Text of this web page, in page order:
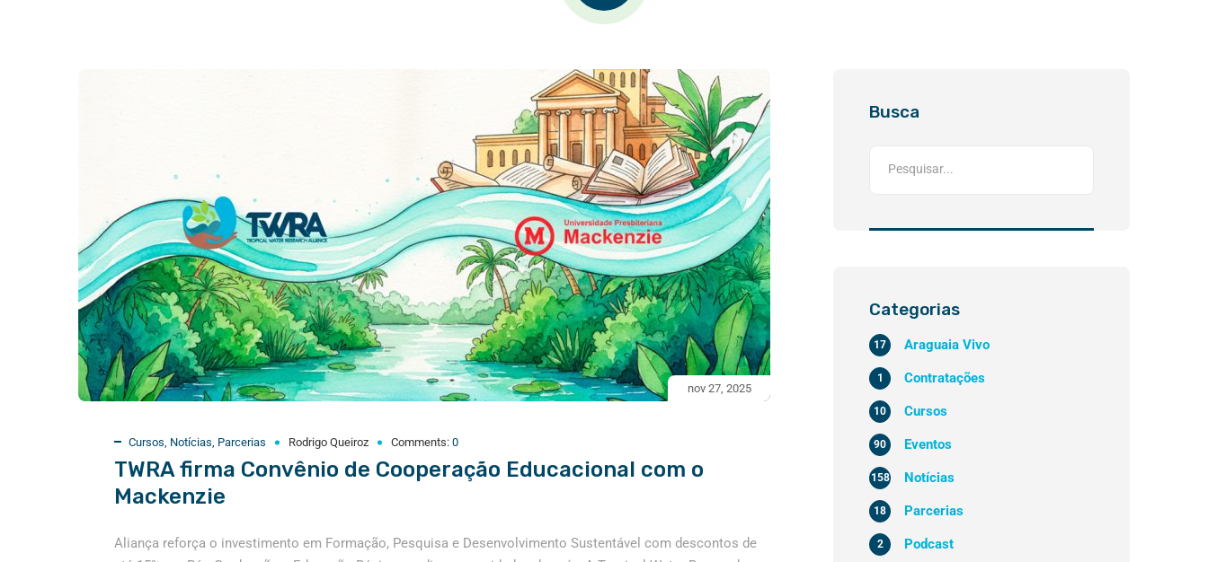
nov 27, 2025
Cursos, Notícias, Parcerias Rodrigo Queiroz Comments: 0
TWRA firma Convênio de Cooperação Educacional com o
Mackenzie
Aliança reforça o investimento em Formação, Pesquisa e Desenvolvimento Sustentável com descontos de
Busca
Categorias
Araguaia Vivo
17
Contratações
1
Cursos
10
Eventos
90
Notícias
158
Parcerias
18
Podcast
2